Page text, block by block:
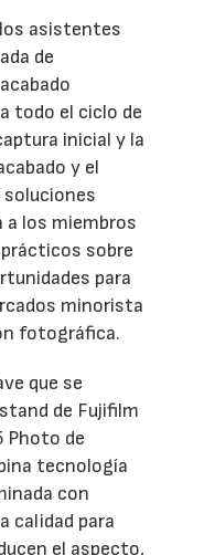
asistentes
de
todo el ciclo de
inicial y la
y el
a los miembros
sobre
para
minorista
fotográfica.
que se
de Fujifilm
Photo de
tecnología
con
calidad para
el aspecto,